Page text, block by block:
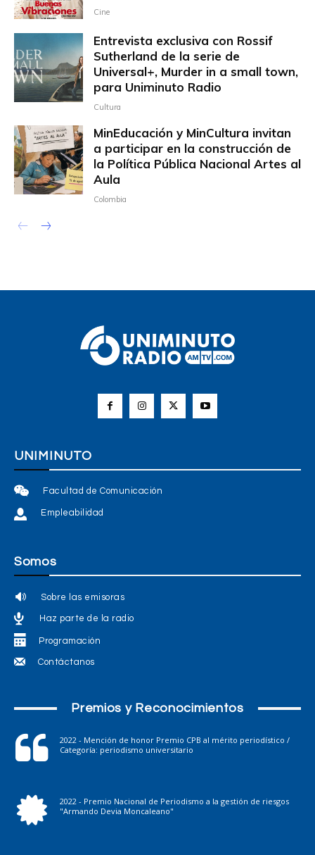
Cine
Entrevista exclusiva con Rossif
Sutherland de la serie de
Universal+, Murder in a small town,
para Uniminuto Radio
Cultura
MinEducación y MinCultura invitan
a participar en la construcción de
la Política Pública Nacional Artes al
Aula
Colombia
UNIMINUTO
Facultad de Comunicación
Empleabilidad
Somos
Sobre las emisoras
Haz parte de la radio
Programación
Contáctanos
Premios y Reconocimientos
2022 - Mención de honor Premio CPB al mérito periodístico /
Categoría: periodismo universitario
2022 - Premio Nacional de Periodismo a la gestión de riesgos
"Armando Devia Moncaleano"